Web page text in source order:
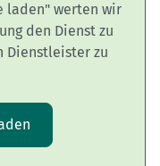
laden" werten wir
den Dienst zu
Dienstleister zu